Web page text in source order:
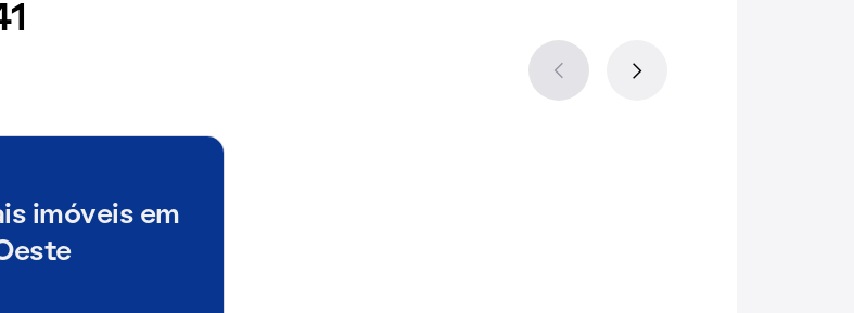
imóveis em